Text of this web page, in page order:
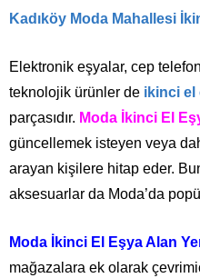
Kadıköy Moda Mahallesi
Elektronik eşyalar, cep
teknolojik ürünler de ikinci el
parçasıdır. Moda İkinci El
güncellemek isteyen veya
arayan kişilere hitap eder.
aksesuarlar da Moda’da
Moda İkinci El Eşya Alan
mağazalara ek olarak